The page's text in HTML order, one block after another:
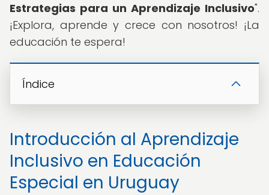
Estrategias para un Aprendizaje Inclusivo".
¡Explora, aprende y crece con nosotros! ¡La
educación te espera!
Índice
Introducción al Aprendizaje
Inclusivo en Educación
Especial en Uruguay